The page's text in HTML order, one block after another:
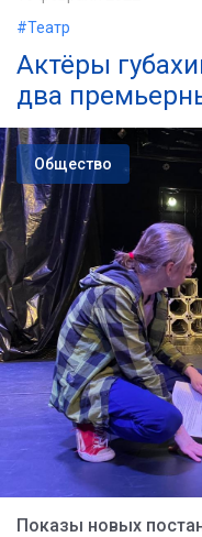
#Театр
Актёры
два
Общество
Показы новых